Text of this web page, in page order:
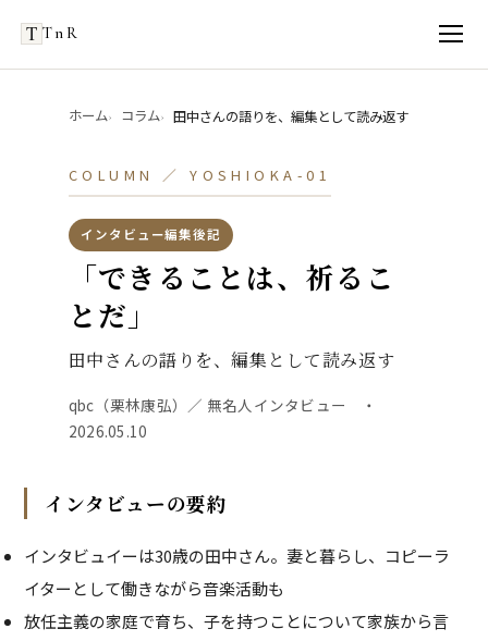
TnR
ホーム コラム 田中さんの語りを、編集として読み返す
COLUMN ／ YOSHIOKA-01
インタビュー編集後記
「できることは、祈るこ
とだ」
田中さんの語りを、編集として読み返す
qbc（栗林康弘）／ 無名人インタビュー ・
2026.05.10
インタビューの要約
インタビュイーは30歳の田中さん。妻と暮らし、コピーラ
イターとして働きながら音楽活動も
放任主義の家庭で育ち、子を持つことについて家族から言